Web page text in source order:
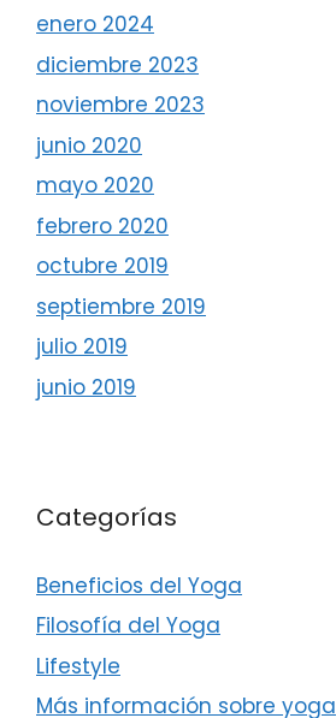
enero 2024
diciembre 2023
noviembre 2023
junio 2020
mayo 2020
febrero 2020
octubre 2019
septiembre 2019
julio 2019
junio 2019
Categorías
Beneficios del Yoga
Filosofía del Yoga
Lifestyle
Más información sobre yoga